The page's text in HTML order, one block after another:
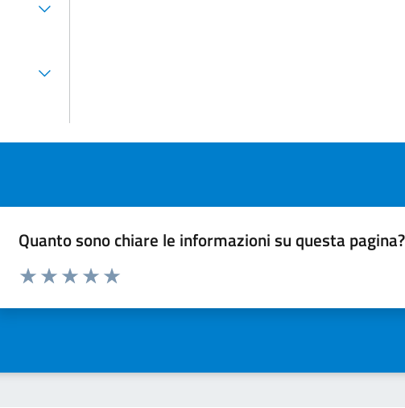
Quanto sono chiare le informazioni su questa pagina?
Valuta da 1 a 5 stelle la pagina